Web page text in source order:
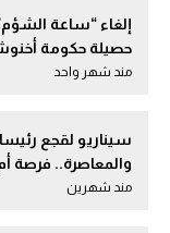
إلغاء “ساعة
حصيلة حكومة
مند شهر واحد
سيناريو لقجع
والمعاصرة.. فرصة
مند شهرين